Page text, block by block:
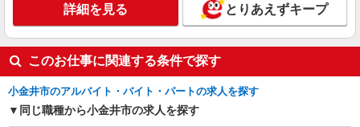
≪東小金井駅≫高月給24万〜/賞与年2回｜就労
支援施設
【正社員】月給240,000〜400,000円 ・基本
給：200,000円〜220,000円 ・資格手当：10,000〜
30,000円 ・役職手当：10,000〜70,000円 ・処遇改
善手当：20,000〜60,000円（勤続年数、保有資格
により変動） ・固定残業手当：20,000円（10時
間） ※固定残業時間を超過する場合には超過勤務
キープ
詳細を見る とりあえずキープ
このお仕事に関連する条件で探す
小金井市のアルバイト・バイト・パートの求人を探す
同じ職種から小金井市の求人を探す